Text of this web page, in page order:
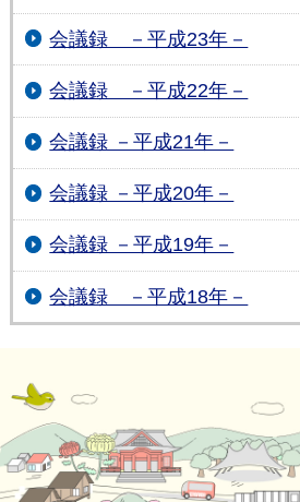
会議録 －平成23年－
会議録 －平成22年－
会議録 －平成21年－
会議録 －平成20年－
会議録 －平成19年－
会議録 －平成18年－